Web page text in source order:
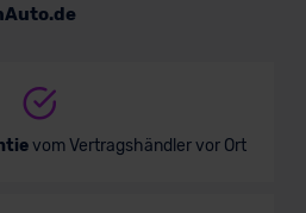
vom Vertragshändler vor Ort